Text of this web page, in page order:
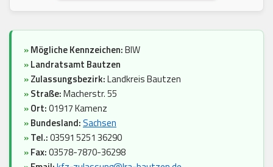
»Mögliche Kennzeichen:BIW
»Landratsamt Bautzen
»Zulassungsbezirk:Landkreis Bautzen
»Straße:Macherstr. 55
»Ort:01917 Kamenz
»Bundesland:Sachsen
»Tel.:03591 5251 36290
»Fax:03578-7870-36298